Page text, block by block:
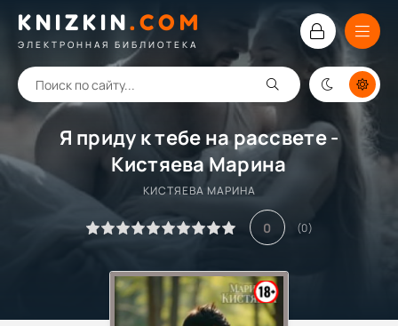
KNIZKIN. COM
ЭЛЕКТРОННАЯ БИБЛИОТЕКА
Я приду к тебе на рассвете -
Кистяева Марина
КИСТЯЕВА МАРИНА
0 (0)